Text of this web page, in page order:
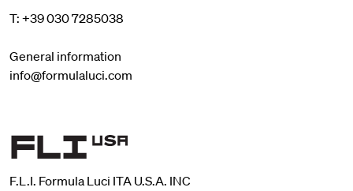
T: +39 030 7285038
General information
info@formulaluci.com
F.L.I. Formula Luci ITA U.S.A. INC